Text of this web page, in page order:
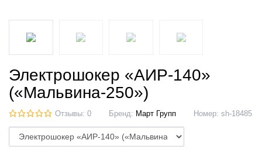
Электрошокер «АИР-140»
(«Мальвина-250»)
Отзывы: 0 Бренд: Март Групп Номер: sh-18485